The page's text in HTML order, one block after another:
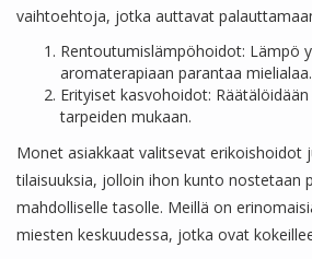
vaihtoehtoja, jotka auttavat
Rentoutumislämpöhoidot: Lämpö
aromaterapiaan parantaa mielialaa.
Erityiset kasvohoidot:
tarpeiden mukaan.
Monet asiakkaat valitsevat erikoishoidot
tilaisuuksia, jolloin ihon kunto nostetaan
mahdolliselle tasolle. Meillä on
miesten keskuudessa, jotka ovat